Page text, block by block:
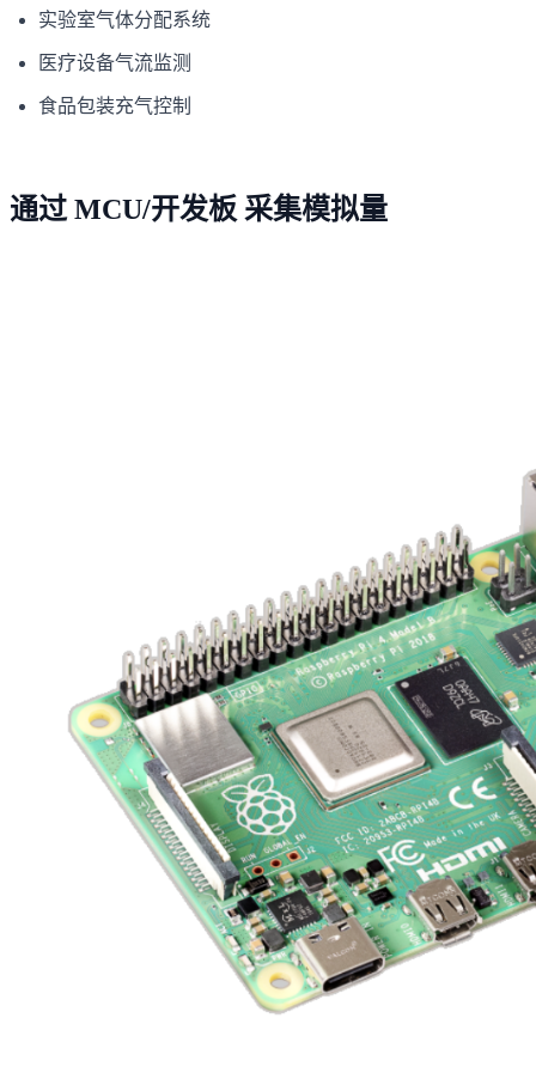
实验室气体分配系统
医疗设备气流监测
食品包装充气控制
通过 MCU/开发板 采集模拟量